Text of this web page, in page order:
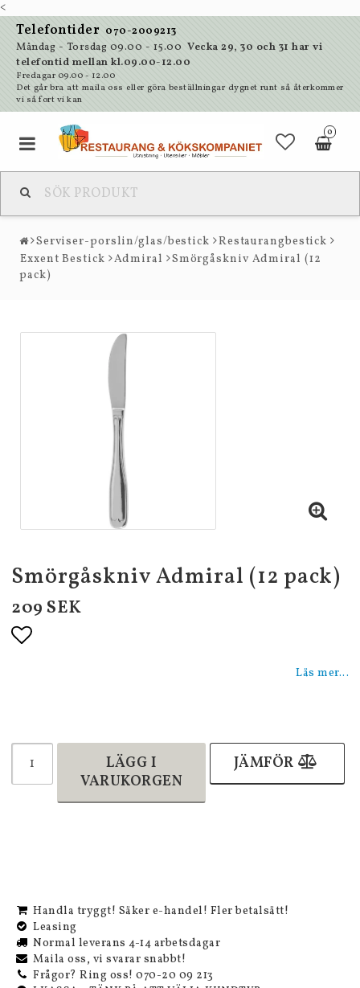
<
Telefontider 070-2009213
Måndag - Torsdag 09.00 - 15.00 Vecka 29, 30 och 31 har vi
telefontid mellan kl.09.00-12.00
Fredagar 09.00 - 12.00
Det går bra att maila oss eller göra beställningar dygnet runt så återkommer
vi så fort vi kan
0
Serviser-porslin/glas/bestick
Restaurangbestick
Exxent Bestick
Admiral
Smörgåskniv Admiral (12
pack)
Smörgåskniv Admiral (12 pack)
209 SEK
Läs mer...
LÄGG I
VARUKORGEN
JÄMFÖR
Handla tryggt! Säker e-handel! Fler betalsätt!
Leasing
Normal leverans 4-14 arbetsdagar
Maila oss, vi svarar snabbt!
Frågor? Ring oss! 070-20 09 213